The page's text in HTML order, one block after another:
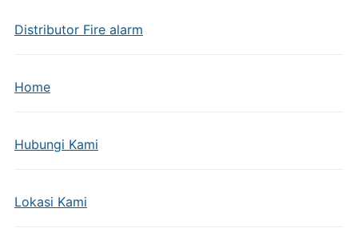
Distributor Fire alarm
Home
Hubungi Kami
Lokasi Kami